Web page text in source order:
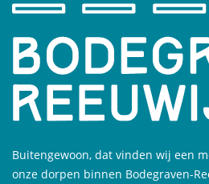
Buitengewoon, dat vinden wij een
onze dorpen binnen Bodegraven-